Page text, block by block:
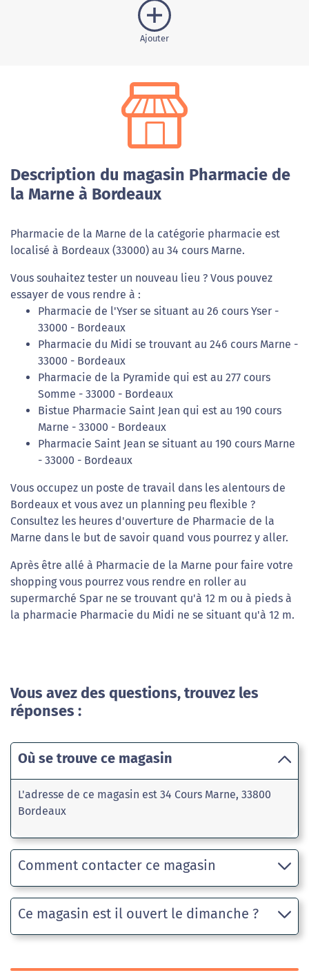
Ajouter
Description du magasin Pharmacie de
la Marne à Bordeaux
Pharmacie de la Marne de la catégorie pharmacie est
localisé à Bordeaux (33000) au 34 cours Marne.
Vous souhaitez tester un nouveau lieu ? Vous pouvez
essayer de vous rendre à :
Pharmacie de l'Yser se situant au 26 cours Yser -
33000 - Bordeaux
Pharmacie du Midi se trouvant au 246 cours Marne -
33000 - Bordeaux
Pharmacie de la Pyramide qui est au 277 cours
Somme - 33000 - Bordeaux
Bistue Pharmacie Saint Jean qui est au 190 cours
Marne - 33000 - Bordeaux
Pharmacie Saint Jean se situant au 190 cours Marne
- 33000 - Bordeaux
Vous occupez un poste de travail dans les alentours de
Bordeaux et vous avez un planning peu flexible ?
Consultez les heures d'ouverture de Pharmacie de la
Marne dans le but de savoir quand vous pourrez y aller.
Après être allé à Pharmacie de la Marne pour faire votre
shopping vous pourrez vous rendre en roller au
supermarché Spar ne se trouvant qu'à 12 m ou à pieds à
la pharmacie Pharmacie du Midi ne se situant qu'à 12 m.
Vous avez des questions, trouvez les
réponses :
Où se trouve ce magasin
L'adresse de ce magasin est 34 Cours Marne, 33800
Bordeaux
Comment contacter ce magasin
Ce magasin est il ouvert le dimanche ?